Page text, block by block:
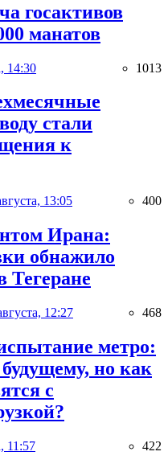
госактивов
манатов
14:30 1013
стали
к
13:05 400
Ирана:
обнажило
Тегеране
12:27 468
метро:
но как
с
11:57 422